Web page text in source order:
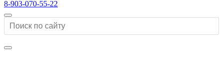
8-903-070-55-22